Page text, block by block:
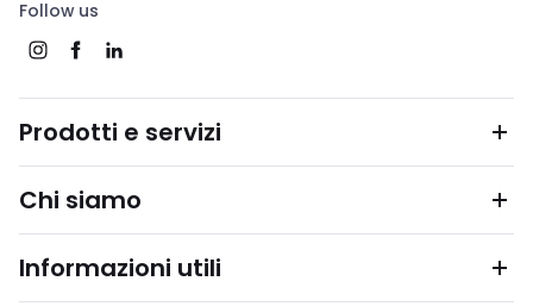
Follow us
Prodotti e servizi
Chi siamo
Informazioni utili